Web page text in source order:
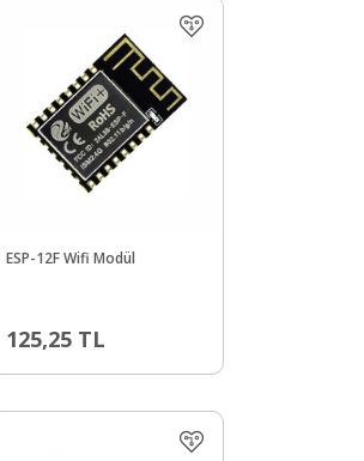
ESP-12F Wifi Modül
125,25 TL